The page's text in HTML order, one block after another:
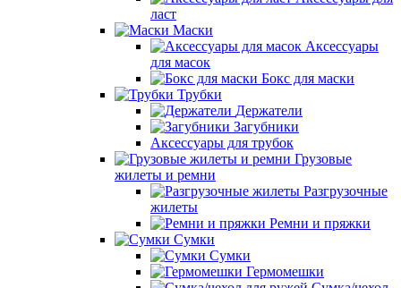
ласт
Маски
Аксессуары
для масок
Бокс для маски
Трубки
Держатели
Загубники
Аксессуары для трубок
Грузовые
жилеты и ремни
Разгрузочные
жилеты
Ремни и пряжки
Сумки
Сумки
Гермомешки